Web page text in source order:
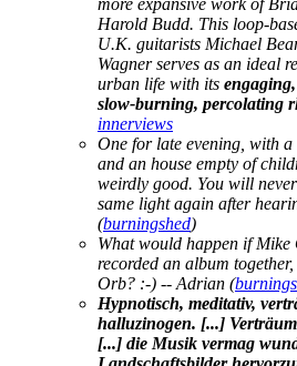
more expansive work of
Harold Budd. This loop-
U.K. guitarists Michael
Wagner serves as an ideal
urban life with its
slow-burning, percolating
innerviews
One for late evening, with
and an house empty of
weirdly good. You will
same light again after
(burningshed)
What would happen if Mike
recorded an album
Orb? :-) -- Adrian (
Hypnotisch, meditativ,
halluzinogen. [...]
[...] die Musik vermag